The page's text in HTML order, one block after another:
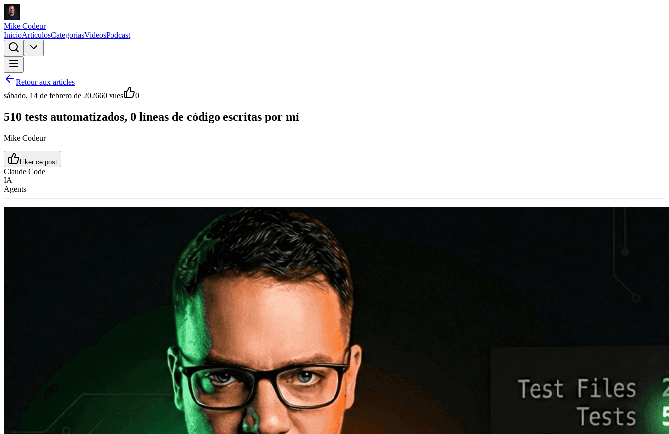
Mike Codeur
InicioArtículosCategoríasVideosPodcast
Retour aux articles
sábado, 14 de febrero de 202660 vues 0
510 tests automatizados, 0 líneas de código escritas por mí
Mike Codeur
Liker ce post
Claude Code
IA
Agents